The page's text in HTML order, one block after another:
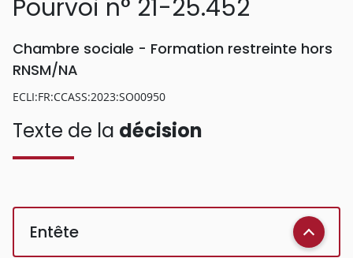
Pourvoi n° 21-25.452
Chambre sociale - Formation restreinte hors
RNSM/NA
ECLI:FR:CCASS:2023:SO00950
Texte de la décision
Entête